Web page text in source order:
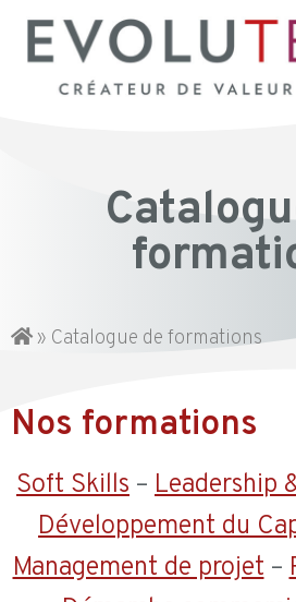
» Catalogue de formations
Nos formations
Soft Skills – Leadership
Développement du
Management de projet–